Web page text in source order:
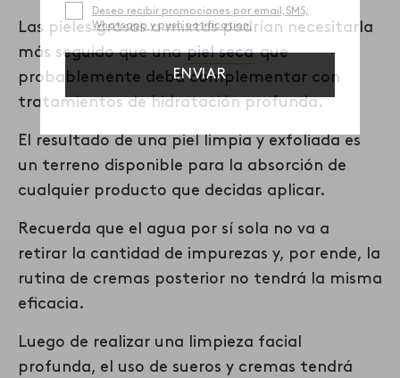
Las pieles grasas a mixtas podrían necesitarla
más seguido que unapiel secaque
probablemente deba complementar con
tratamientos de hidratación profunda.
El resultado de una piel limpia y exfoliada es
un terreno disponible para la absorción de
cualquier producto que decidas aplicar.
Recuerda que el agua por sí sola no va a
retirar la cantidad de impurezas y, por ende, la
rutina de cremas posterior no tendrá la misma
eficacia.
Luego de realizar una limpieza facial
profunda, el uso de sueros y cremas tendrá